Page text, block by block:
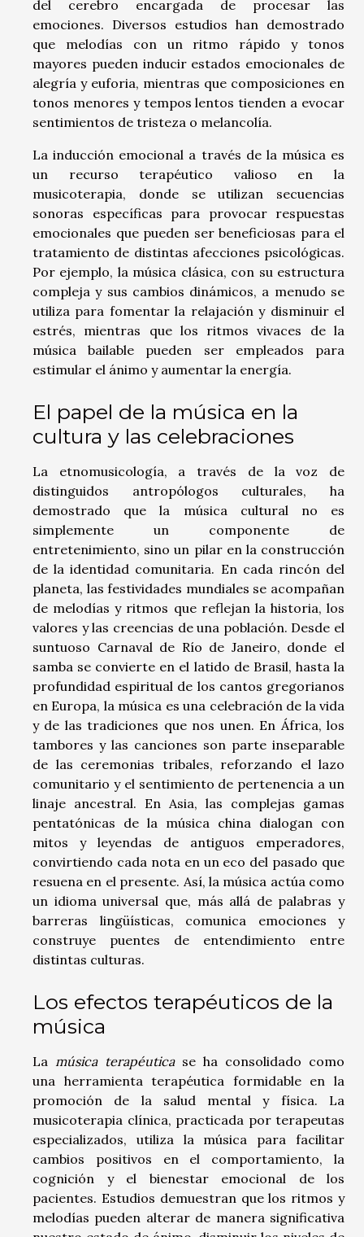
del cerebro encargada de procesar las
emociones. Diversos estudios han demostrado
que melodías con un ritmo rápido y tonos
mayores pueden inducir estados emocionales de
alegría y euforia, mientras que composiciones en
tonos menores y tempos lentos tienden a evocar
sentimientos de tristeza o melancolía.
La inducción emocional a través de la música es
un recurso terapéutico valioso en la
musicoterapia, donde se utilizan secuencias
sonoras específicas para provocar respuestas
emocionales que pueden ser beneficiosas para el
tratamiento de distintas afecciones psicológicas.
Por ejemplo, la música clásica, con su estructura
compleja y sus cambios dinámicos, a menudo se
utiliza para fomentar la relajación y disminuir el
estrés, mientras que los ritmos vivaces de la
música bailable pueden ser empleados para
estimular el ánimo y aumentar la energía.
El papel de la música en la
cultura y las celebraciones
La etnomusicología, a través de la voz de
distinguidos antropólogos culturales, ha
demostrado que la música cultural no es
simplemente un componente de
entretenimiento, sino un pilar en la construcción
de la identidad comunitaria. En cada rincón del
planeta, las festividades mundiales se acompañan
de melodías y ritmos que reflejan la historia, los
valores y las creencias de una población. Desde el
suntuoso Carnaval de Río de Janeiro, donde el
samba se convierte en el latido de Brasil, hasta la
profundidad espiritual de los cantos gregorianos
en Europa, la música es una celebración de la vida
y de las tradiciones que nos unen. En África, los
tambores y las canciones son parte inseparable
de las ceremonias tribales, reforzando el lazo
comunitario y el sentimiento de pertenencia a un
linaje ancestral. En Asia, las complejas gamas
pentatónicas de la música china dialogan con
mitos y leyendas de antiguos emperadores,
convirtiendo cada nota en un eco del pasado que
resuena en el presente. Así, la música actúa como
un idioma universal que, más allá de palabras y
barreras lingüísticas, comunica emociones y
construye puentes de entendimiento entre
distintas culturas.
Los efectos terapéuticos de la
música
La música terapéuticase ha consolidado como
una herramienta terapéutica formidable en la
promoción de la salud mental y física. La
musicoterapia clínica, practicada por terapeutas
especializados, utiliza la música para facilitar
cambios positivos en el comportamiento, la
cognición y el bienestar emocional de los
pacientes. Estudios demuestran que los ritmos y
melodías pueden alterar de manera significativa